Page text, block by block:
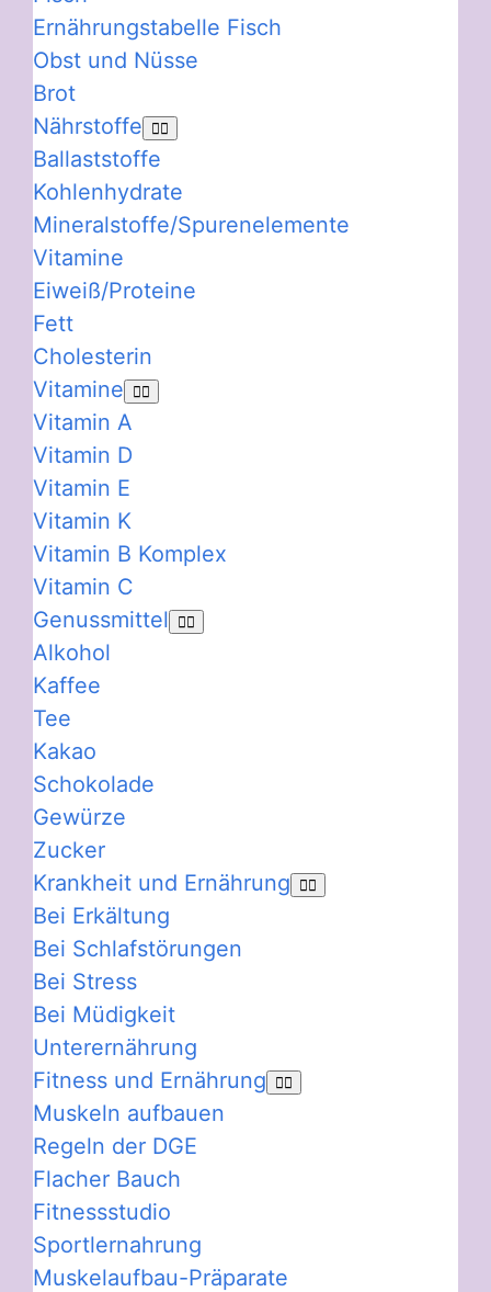
Ernährungstabelle Fisch
Obst und Nüsse
Brot
Nährstoffe
Ballaststoffe
Kohlenhydrate
Mineralstoffe/Spurenelemente
Vitamine
Eiweiß/Proteine
Fett
Cholesterin
Vitamine
Vitamin A
Vitamin D
Vitamin E
Vitamin K
Vitamin B Komplex
Vitamin C
Genussmittel
Alkohol
Kaffee
Tee
Kakao
Schokolade
Gewürze
Zucker
Krankheit und Ernährung
Bei Erkältung
Bei Schlafstörungen
Bei Stress
Bei Müdigkeit
Unterernährung
Fitness und Ernährung
Muskeln aufbauen
Regeln der DGE
Flacher Bauch
Fitnessstudio
Sportlernahrung
Muskelaufbau-Präparate